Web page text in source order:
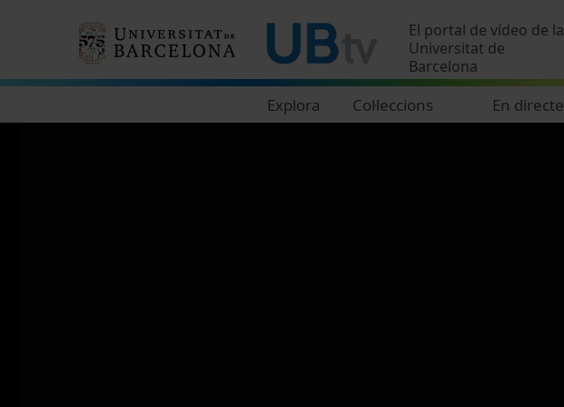
El portal de vídeo de la
Universitat de
Barcelona
Explora Col·leccions En directe